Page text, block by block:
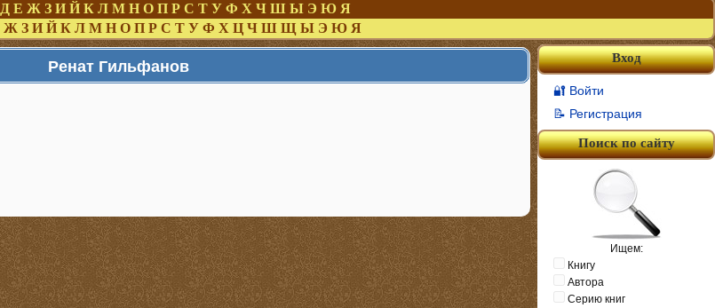
Д Е Ж З И Й К Л М Н О П Р С Т У Ф Х Ч Ш Ы Э Ю Я
Ж З И Й К Л М Н О П Р С Т У Ф Х Ц Ч Ш Щ Ы Э Ю Я
Ренат Гильфанов Вход
🔐 Войти
📝 Регистрация
Поиск по сайту
Ищем:
Книгу
Автора
Серию книг